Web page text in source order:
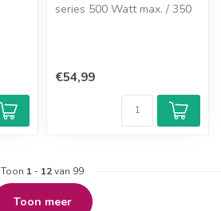
series 500 Watt max. / 350
€54,99
Toon 1 - 12van 99
Toon meer